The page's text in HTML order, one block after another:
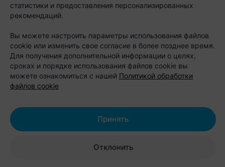
статистики и предоставления персонализированных
рекомендаций.
Вы можете настроить параметры использования файлов
cookie или изменить свое согласие в более позднее время.
Для получения дополнительной информации о целях,
сроках и порядке использования файлов cookie вы
можете ознакомиться с нашей Политикой обработки
файлов cookie
Отклонить
Принять